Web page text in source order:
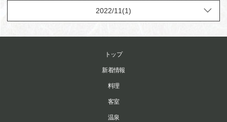
トップ
新着情報
料理
客室
温泉